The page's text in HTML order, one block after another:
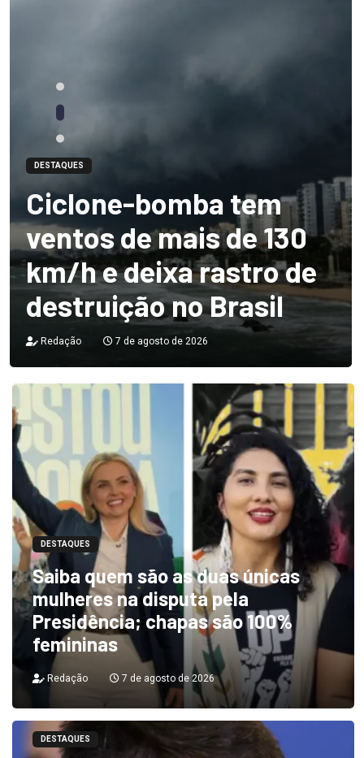
DESTAQUES
Ciclone-bomba tem
ventos de mais de 130
km/h e deixa rastro de
destruição no Brasil
Redação 7 de agosto de 2026
DESTAQUES
Saiba quem são as duas únicas
mulheres na disputa pela
Presidência; chapas são 100%
femininas
Redação 7 de agosto de 2026
DESTAQUES